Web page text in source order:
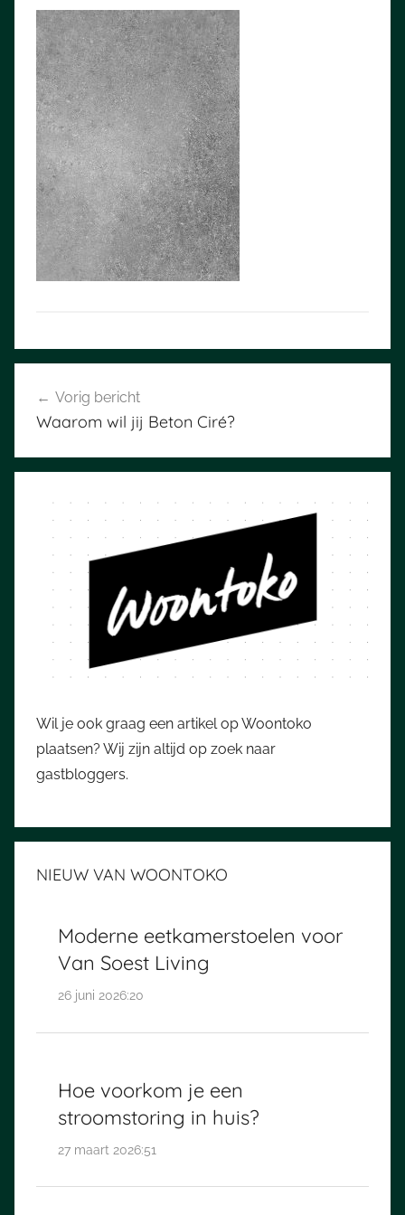
navigatie
Vorig bericht
Waarom wil jij Beton Ciré?
Wil je ook graag een artikel op Woontoko
plaatsen? Wij zijn altijd op zoek naar
gastbloggers.
NIEUW VAN WOONTOKO
Moderne eetkamerstoelen voor
Van Soest Living
26 juni 2026:20
Hoe voorkom je een
stroomstoring in huis?
27 maart 2026:51